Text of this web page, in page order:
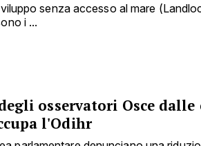
senza accesso al mare
i ...
osservatori Osce
l'Odihr